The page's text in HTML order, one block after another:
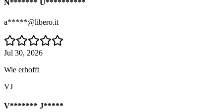
N******* U**********
a*****@libero.it
Jul 30, 2026
Wie erhofft
VJ
V******* J*****